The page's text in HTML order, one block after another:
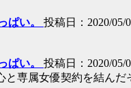
ぱい。 投稿日：2020/05/
ぱい。 投稿日：2020/05/
と専属女優契約を結んだ